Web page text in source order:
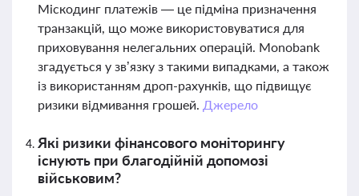
Міскодинг платежів — це підміна призначення
транзакцій, що може використовуватися для
приховування нелегальних операцій. Monobank
згадується у зв’язку з такими випадками, а також
із використанням дроп-рахунків, що підвищує
ризики відмивання грошей. Джерело
Які ризики фінансового моніторингу
існують при благодійній допомозі
військовим?